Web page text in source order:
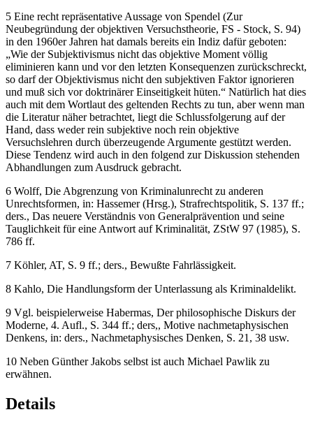
5 Eine recht repräsentative Aussage von Spendel (Zur
Neubegründung der objektiven Versuchstheorie, FS - Stock, S. 94)
in den 1960er Jahren hat damals bereits ein Indiz dafür geboten:
„Wie der Subjektivismus nicht das objektive Moment völlig
eliminieren kann und vor den letzten Konsequenzen zurückschreckt,
so darf der Objektivismus nicht den subjektiven Faktor ignorieren
und muß sich vor doktrinärer Einseitigkeit hüten.“ Natürlich hat dies
auch mit dem Wortlaut des geltenden Rechts zu tun, aber wenn man
die Literatur näher betrachtet, liegt die Schlussfolgerung auf der
Hand, dass weder rein subjektive noch rein objektive
Versuchslehren durch überzeugende Argumente gestützt werden.
Diese Tendenz wird auch in den folgend zur Diskussion stehenden
Abhandlungen zum Ausdruck gebracht.
6 Wolff, Die Abgrenzung von Kriminalunrecht zu anderen
Unrechtsformen, in: Hassemer (Hrsg.), Strafrechtspolitik, S. 137 ff.;
ders., Das neuere Verständnis von Generalprävention und seine
Tauglichkeit für eine Antwort auf Kriminalität, ZStW 97 (1985), S.
786 ff.
7 Köhler, AT, S. 9 ff.; ders., Bewußte Fahrlässigkeit.
8 Kahlo, Die Handlungsform der Unterlassung als Kriminaldelikt.
9 Vgl. beispielerweise Habermas, Der philosophische Diskurs der
Moderne, 4. Aufl., S. 344 ff.; ders,, Motive nachmetaphysischen
Denkens, in: ders., Nachmetaphysisches Denken, S. 21, 38 usw.
10 Neben Günther Jakobs selbst ist auch Michael Pawlik zu
erwähnen.
Details